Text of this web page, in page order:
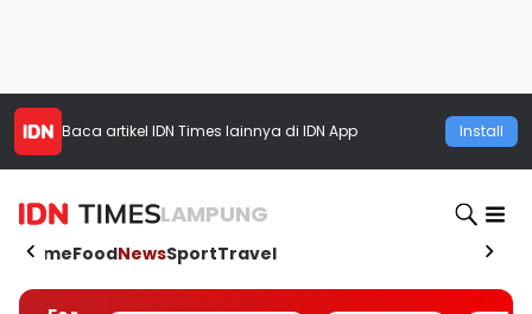
Baca artikel IDN Times lainnya di IDN App Install
LAMPUNG
HomeFoodNewsSportTravel